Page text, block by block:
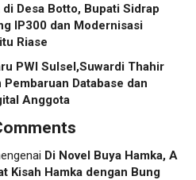
di Desa Botto, Bupati Sidrap
IP300 dan Modernisasi
Riase
PWI Sulsel,Suwardi Thahir
Database dan
Anggota
Di Novel Buya Hamka, A
Kisah Hamka dengan Bung